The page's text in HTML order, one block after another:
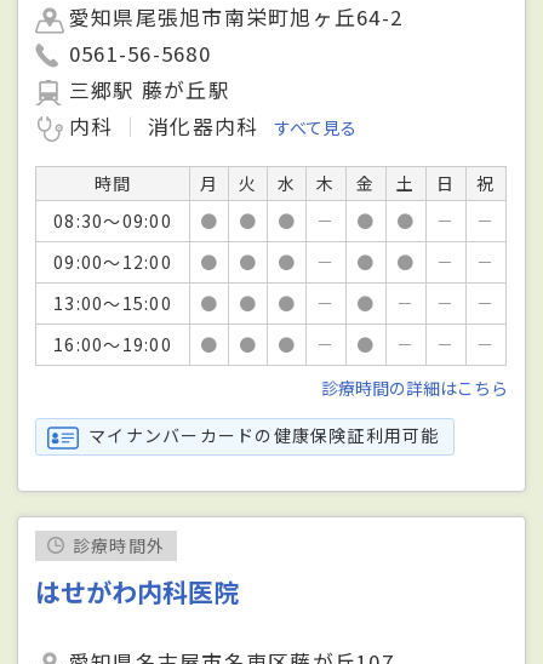
愛知県尾張旭市南栄町旭ヶ丘64-2
0561-56-5680
三郷駅 藤が丘駅
内科
消化器内科 すべて見る
時間 月 火 水 木 金 土 日
祝
08:30～09:00
● ● ● － ● ● －
－
09:00～12:00
● ● ● － ● ● －
－
13:00～15:00
● ● ● － ● － －
－
16:00～19:00
● ● ● － ● － －
－
診療時間の詳細はこちら
マイナンバーカードの健康保険証利用可能
診療時間外
はせがわ内科医院